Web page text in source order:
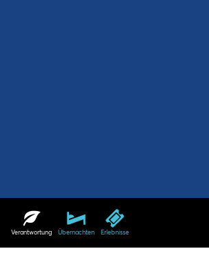
Verantwortung Übernachten Erlebnisse